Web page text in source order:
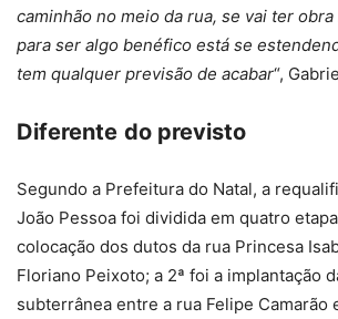
caminhão no meio da rua, se vai ter
para ser algo benéfico está se
tem qualquer previsão de acabar“,
Diferente do previsto
Segundo a Prefeitura do Natal, a
João Pessoa foi dividida em quatro
colocação dos dutos da rua Princesa
Floriano Peixoto; a 2ª foi a implantação
subterrânea entre a rua Felipe Camarão